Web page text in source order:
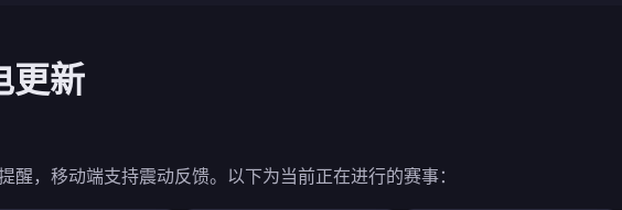
更新
醒，移动端支持震动反馈。以下为当前正在进行的赛事：